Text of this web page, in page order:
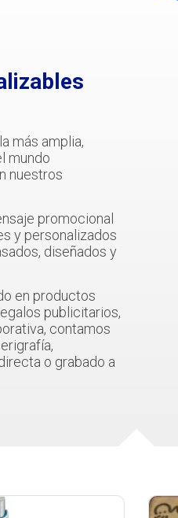
más amplia,
mundo
nuestros
promocional
y personalizados
diseñados y
en productos
publicitarios,
contamos
o grabado a